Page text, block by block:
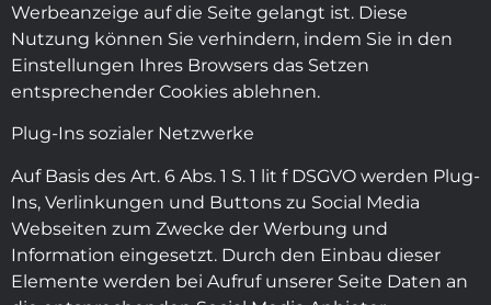
Werbeanzeige auf die Seite gelangt ist. Diese
Nutzung können Sie verhindern, indem Sie in den
Einstellungen Ihres Browsers das Setzen
entsprechender Cookies ablehnen.
Plug-Ins sozialer Netzwerke
Auf Basis des Art. 6 Abs. 1 S. 1 lit f DSGVO werden Plug-
Ins, Verlinkungen und Buttons zu Social Media
Webseiten zum Zwecke der Werbung und
Information eingesetzt. Durch den Einbau dieser
Elemente werden bei Aufruf unserer Seite Daten an